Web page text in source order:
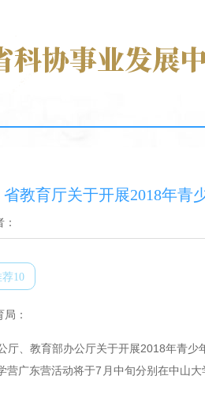
省教育厅关于开展2018年青
荐10
：
教育部办公厅关于开展2018年青少
营广东营活动将于7月中旬分别在中山